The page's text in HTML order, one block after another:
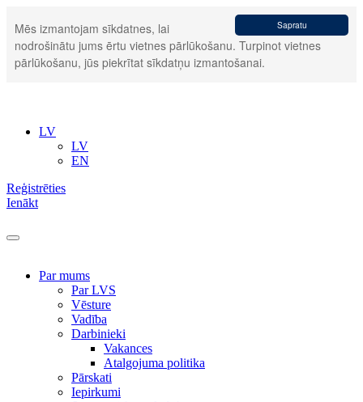
Sapratu
Mēs izmantojam sīkdatnes, lai
nodrošinātu jums ērtu vietnes pārlūkošanu. Turpinot vietnes
pārlūkošanu, jūs piekrītat sīkdatņu izmantošanai.
LV
LV
EN
Reģistrēties
Ienākt
Par mums
Par LVS
Vēsture
Vadība
Darbinieki
Vakances
Atalgojuma politika
Pārskati
Iepirkumi